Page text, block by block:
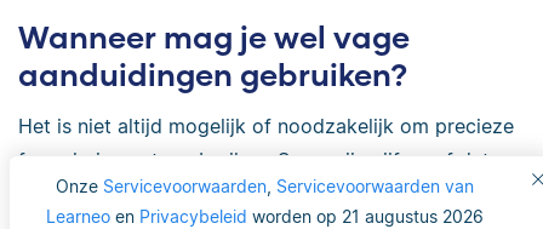
Onze Servicevoorwaarden, Servicevoorwaarden van
Learneoen Privacybeleid worden op 21 augustus 2026
Wanneer mag je wel vage
aanduidingen gebruiken?
Het is niet altijd mogelijk of noodzakelijk om precieze
formuleringen te gebruiken. Soms zijn cijfers of data
niet beschikbaar. Ook kan het zijn dat het niet relevant